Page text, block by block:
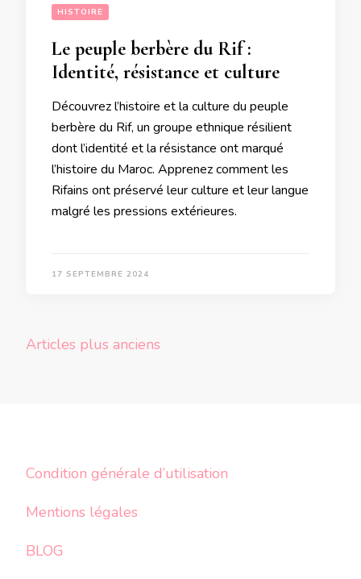
HISTOIRE
Le peuple berbère du Rif :
Identité, résistance et culture
Découvrez l’histoire et la culture du peuple
berbère du Rif, un groupe ethnique résilient
dont l’identité et la résistance ont marqué
l’histoire du Maroc. Apprenez comment les
Rifains ont préservé leur culture et leur langue
malgré les pressions extérieures.
17 SEPTEMBRE 2024
Navigation
Articles plus anciens
Condition générale d’utilisation
Mentions légales
BLOG